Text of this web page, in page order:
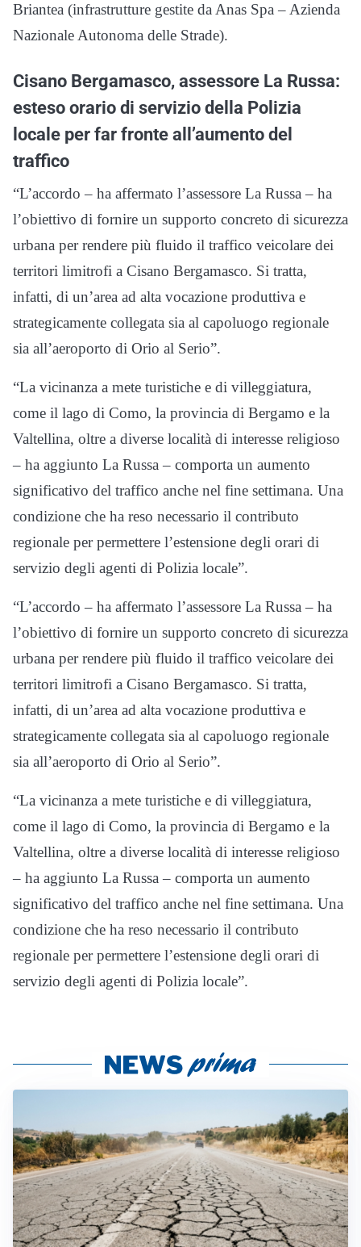
Briantea (infrastrutture gestite da Anas Spa – Azienda
Nazionale Autonoma delle Strade).
Cisano Bergamasco, assessore La Russa:
esteso orario di servizio della Polizia
locale per far fronte all’aumento del
traffico
“L’accordo – ha affermato l’assessore La Russa – ha
l’obiettivo di fornire un supporto concreto di sicurezza
urbana per rendere più fluido il traffico veicolare dei
territori limitrofi a Cisano Bergamasco. Si tratta,
infatti, di un’area ad alta vocazione produttiva e
strategicamente collegata sia al capoluogo regionale
sia all’aeroporto di Orio al Serio”.
“La vicinanza a mete turistiche e di villeggiatura,
come il lago di Como, la provincia di Bergamo e la
Valtellina, oltre a diverse località di interesse religioso
– ha aggiunto La Russa – comporta un aumento
significativo del traffico anche nel fine settimana. Una
condizione che ha reso necessario il contributo
regionale per permettere l’estensione degli orari di
servizio degli agenti di Polizia locale”.
“L’accordo – ha affermato l’assessore La Russa – ha
l’obiettivo di fornire un supporto concreto di sicurezza
urbana per rendere più fluido il traffico veicolare dei
territori limitrofi a Cisano Bergamasco. Si tratta,
infatti, di un’area ad alta vocazione produttiva e
strategicamente collegata sia al capoluogo regionale
sia all’aeroporto di Orio al Serio”.
“La vicinanza a mete turistiche e di villeggiatura,
come il lago di Como, la provincia di Bergamo e la
Valtellina, oltre a diverse località di interesse religioso
– ha aggiunto La Russa – comporta un aumento
significativo del traffico anche nel fine settimana. Una
condizione che ha reso necessario il contributo
regionale per permettere l’estensione degli orari di
servizio degli agenti di Polizia locale”.